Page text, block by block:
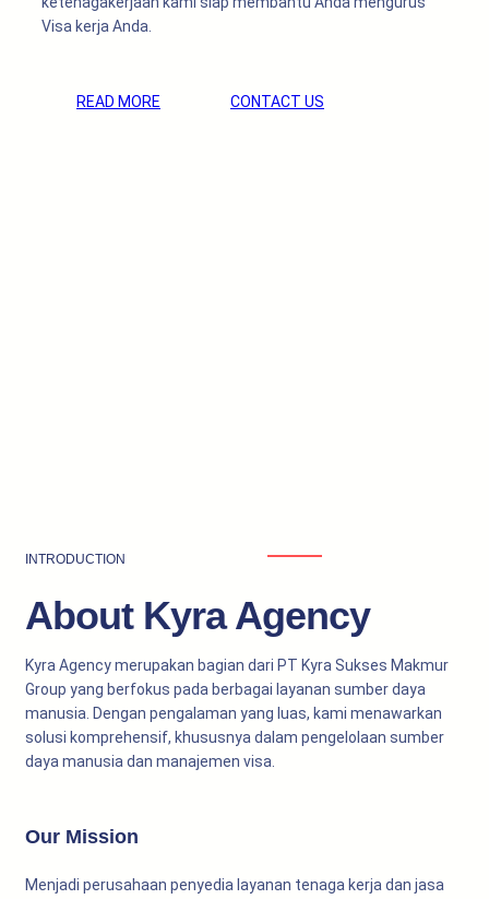
Visa kerja Anda.
READ MORE CONTACT US
INTRODUCTION
About Kyra Agency
Kyra Agency merupakan bagian dari PT Kyra Sukses Makmur
Group yang berfokus pada berbagai layanan sumber daya
manusia. Dengan pengalaman yang luas, kami menawarkan
solusi komprehensif, khususnya dalam pengelolaan sumber
daya manusia dan manajemen visa.
Our Mission
Menjadi perusahaan penyedia layanan tenaga kerja dan jasa